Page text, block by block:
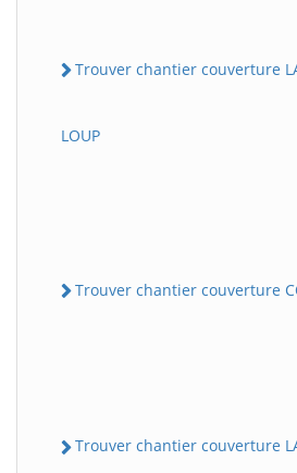
Trouver chantier couverture
LOUP
Trouver chantier couverture
Trouver chantier couverture